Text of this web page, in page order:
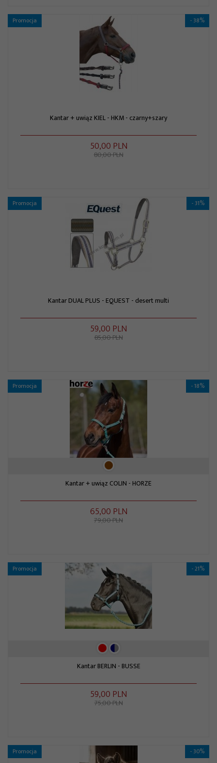
Promocja - 38%
Kantar + uwiąz KIEL - HKM - czarny+szary
50,00 PLN
80,00 PLN
Promocja - 31%
Kantar DUAL PLUS - EQUEST - desert multi
59,00 PLN
85,00 PLN
Promocja - 18%
Kantar + uwiąz COLIN - HORZE
65,00 PLN
79,00 PLN
Promocja - 21%
Kantar BERLIN - BUSSE
59,00 PLN
75,00 PLN
Promocja - 30%